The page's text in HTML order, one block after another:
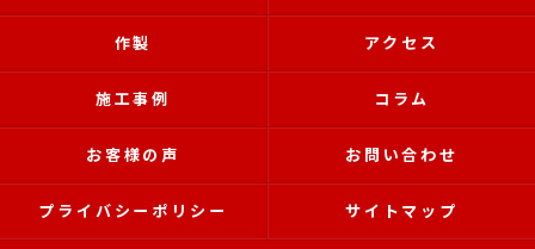
作製 アクセス
施工事例 コラム
お客様の声 お問い合わせ
プライバシーポリシー サイトマップ